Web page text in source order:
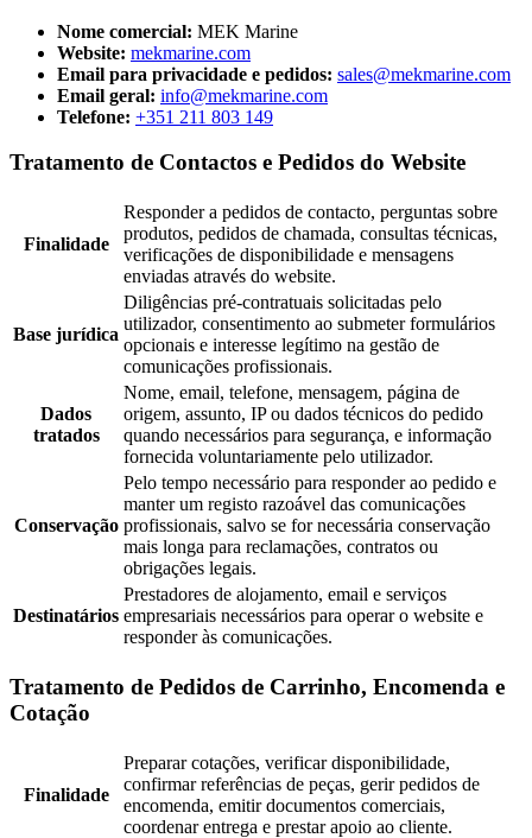
Nome comercial: MEK Marine
Website: mekmarine.com
Email para privacidade e pedidos: sales@mekmarine.com
Email geral: info@mekmarine.com
Telefone: +351 211 803 149
Tratamento de Contactos e Pedidos do Website
Finalidade
Responder a pedidos de contacto, perguntas sobre
produtos, pedidos de chamada, consultas técnicas,
verificações de disponibilidade e mensagens
enviadas através do website.
Base jurídica
Diligências pré-contratuais solicitadas pelo
utilizador, consentimento ao submeter formulários
opcionais e interesse legítimo na gestão de
comunicações profissionais.
Dados
tratados
Nome, email, telefone, mensagem, página de
origem, assunto, IP ou dados técnicos do pedido
quando necessários para segurança, e informação
fornecida voluntariamente pelo utilizador.
Conservação
Pelo tempo necessário para responder ao pedido e
manter um registo razoável das comunicações
profissionais, salvo se for necessária conservação
mais longa para reclamações, contratos ou
obrigações legais.
Destinatários
Prestadores de alojamento, email e serviços
empresariais necessários para operar o website e
responder às comunicações.
Tratamento de Pedidos de Carrinho, Encomenda e
Cotação
Finalidade
Preparar cotações, verificar disponibilidade,
confirmar referências de peças, gerir pedidos de
encomenda, emitir documentos comerciais,
coordenar entrega e prestar apoio ao cliente.